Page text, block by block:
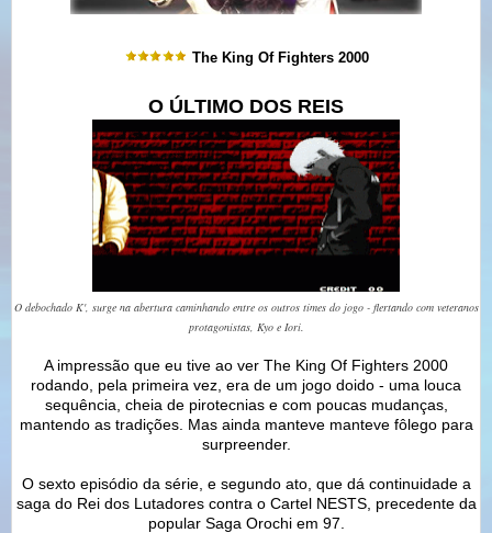
The King Of Fighters 2000
O ÚLTIMO DOS REIS
O debochado K', surge na abertura caminhando entre os outros times do jogo - flertando com veteranos
protagonistas, Kyo e Iori.
A impressão que eu tive ao ver The King Of Fighters 2000
rodando, pela primeira vez, era de um jogo doido - uma louca
sequência, cheia de pirotecnias e com poucas mudanças,
mantendo as tradições. Mas ainda manteve manteve fôlego para
surpreender.
O sexto episódio da série, e segundo ato, que dá continuidade a
saga do Rei dos Lutadores contra o Cartel NESTS, precedente da
popular Saga Orochi em 97.